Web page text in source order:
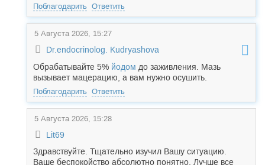
Поблагодарить Ответить
5 Августа 2026, 15:27
Dr.endocrinolog. Kudryashova
Обрабатывайте 5% йодом до заживления. Мазь
вызывает мацерацию, а вам нужно осушить.
Поблагодарить Ответить
5 Августа 2026, 15:28
Lit69
Здравствуйте. Тщательно изучил Вашу ситуацию.
Ваше беспокойство абсолютно понятно. Лучше все